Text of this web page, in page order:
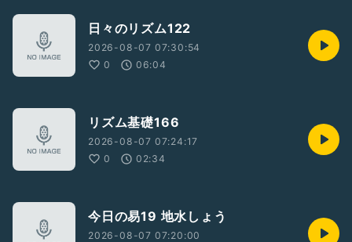
日々のリズム122
2026-08-07 07:30:54
0
06:04
リズム基礎166
2026-08-07 07:24:17
0
02:34
今日の易19 地水しょう
2026-08-07 07:20:00